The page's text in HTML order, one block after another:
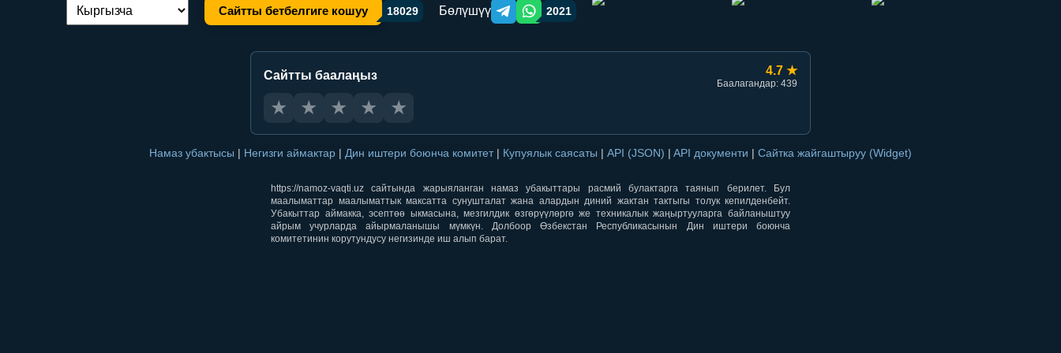
Тилди алмаштыруу: Сайтты бетбелгиге кошуу 18029 Бөлүшүү Telegram orqali ulashish
WhatsApp orqali ulashish
2021
Сайтты баалаңыз 4.7 ★
Баалагандар: 439
★ ★ ★ ★ ★
Намаз убактысы | Негизги аймактар | Дин иштери боюнча комитет | Купуялык саясаты | API (JSON) | API документи | Сайтка жайгаштыруу (Widget)
https://namoz-vaqti.uz сайтында жарыяланган намаз убакыттары расмий булактарга таянып берилет. Бул
маалыматтар маалыматтык максатта сунушталат жана алардын диний жактан тактыгы толук кепилденбейт.
Убакыттар аймакка, эсептөө ыкмасына, мезгилдик өзгөрүүлөргө же техникалык жаңыртууларга байланыштуу
айрым учурларда айырмаланышы мүмкүн. Долбоор Өзбекстан Республикасынын Дин иштери боюнча
комитетинин корутундусу негизинде иш алып барат.